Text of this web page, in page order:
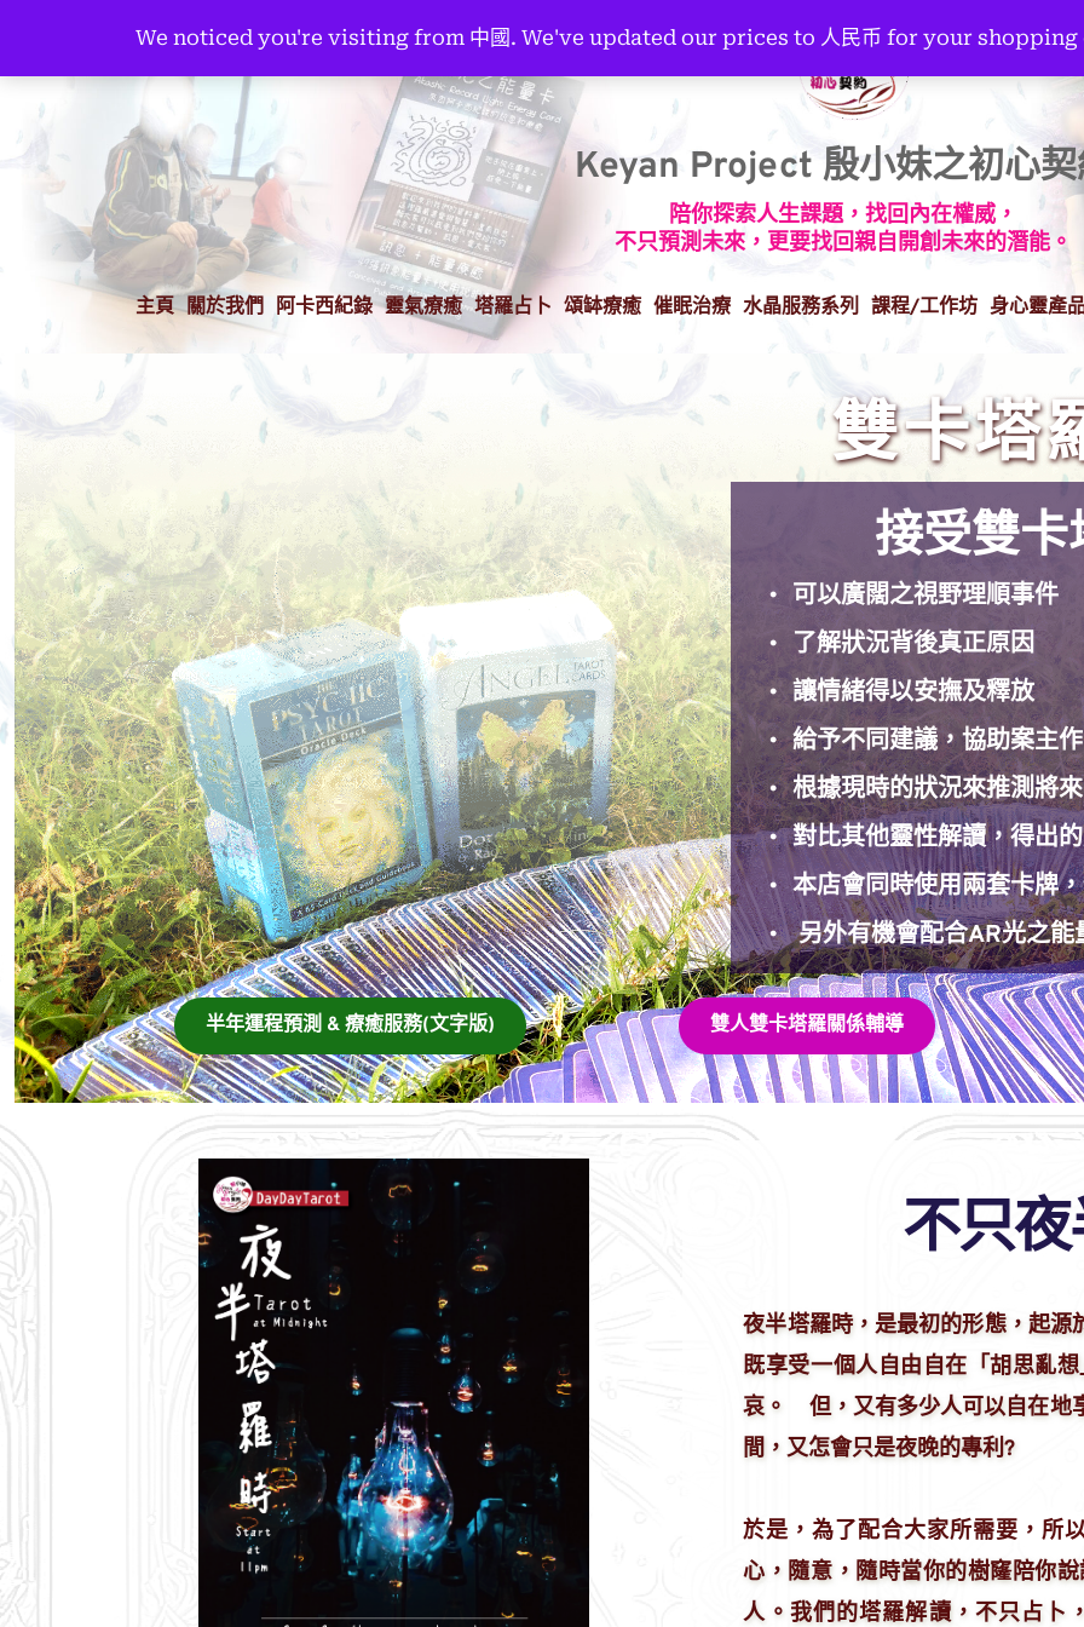
Keyan Project 殷小妹之初心
陪你探索人生課題，找回內在權威，
不只預測未來，更要找回親自開創未來的潛能。
主頁 關於我們 阿卡西紀錄 靈氣療癒 塔羅占卜 頌缽療癒 催眠治療 水晶服務系列 課程/工作坊 身心靈產
雙卡塔
接受雙
可以廣闊之視野理順事件
了解狀況背後真正原因
讓情緒得以安撫及釋放
給予不同建議，協助案主
根據現時的狀況來推測將
對比其他靈性解讀，得出
本店會同時使用兩套卡牌
另外有機會配合AR光之
半年運程預測 & 療癒服務(文字版) 雙人雙卡塔羅關係輔導
不只
夜半塔羅時，是最初的形態，起
既享受一個人自由自在「胡思亂
哀。⠀ 但，又有多少人可以自在地
間，又怎會只是夜晚的專利?⠀⠀
於是，為了配合大家所需要，所
心，隨意，隨時當你的樹窿陪你
人。我們的塔羅解讀，不只占卜
We noticed you're visiting from 中國. We've updated our prices to 人民币 for your